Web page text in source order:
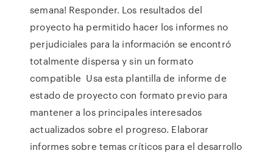
semana! Responder. Los resultados del
proyecto ha permitido hacer los informes no
perjudiciales para la información se encontró
totalmente dispersa y sin un formato
compatible Usa esta plantilla de informe de
estado de proyecto con formato previo para
mantener a los principales interesados
actualizados sobre el progreso. Elaborar
informes sobre temas críticos para el desarrollo